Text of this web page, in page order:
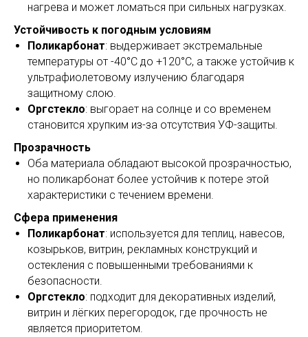
нагрева и может ломаться при сильных нагрузках.
Устойчивость к погодным условиям
Поликарбонат: выдерживает экстремальные
температуры от -40°C до +120°C, а также устойчив к
ультрафиолетовому излучению благодаря
защитному слою.
Оргстекло: выгорает на солнце и со временем
становится хрупким из-за отсутствия УФ-защиты.
Прозрачность
Оба материала обладают высокой прозрачностью,
но поликарбонат более устойчив к потере этой
характеристики с течением времени.
Сфера применения
Поликарбонат: используется для теплиц, навесов,
козырьков, витрин, рекламных конструкций и
остекления с повышенными требованиями к
безопасности.
Оргстекло: подходит для декоративных изделий,
витрин и лёгких перегородок, где прочность не
является приоритетом.